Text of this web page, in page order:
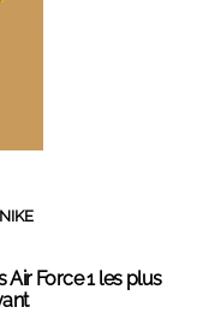
Air Force 1 les plus